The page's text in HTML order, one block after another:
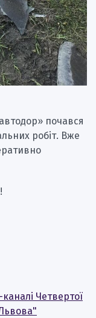
почався
робіт. Вже
Четвертої